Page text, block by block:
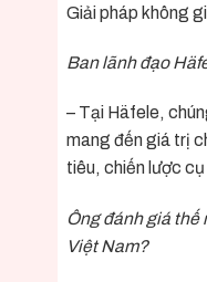
Giải pháp không
Ban lãnh đạo
– Tại Häfele,
mang đến giá trị
tiêu, chiến lược
Ông đánh giá thế
Việt Nam?